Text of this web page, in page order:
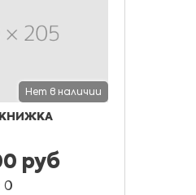
Нет в наличии
руб
0